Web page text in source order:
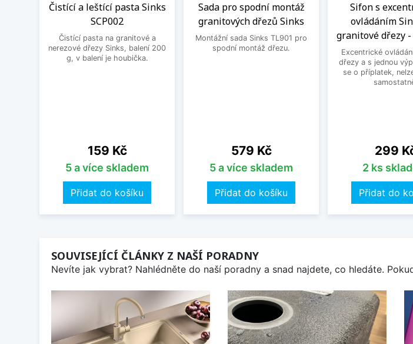
Čistící a leštící pasta Sinks
SCP002
Čistící pasta na granitové a
nerezové dřezy Sinks, balení 200
g, v balení je houbička.
Cena
159 Kč
5 a více skladem
Přidat do košíku
Sada pro spodní montáž
granitových dřezů Sinks
Montážní sada Sinks TL901 pro
spodní montáž dřezu.
Cena
579 Kč
5 a více skladem
Přidat do košíku
Sifon s
ovládáním
granitové dřezy
Excentrické
dřezy a s jednou
se o příplatek,
Cena
299
2 ks
Přidat do
SOUVISEJÍCÍ ČLÁNKY Z NAŠÍ PORADNY
Nevíte jak vybrat? Nahlédněte do naší poradny a snad najdete, co hledáte.